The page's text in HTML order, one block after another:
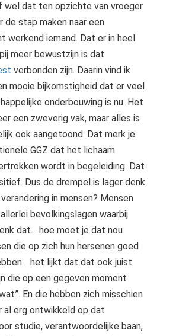
wel dat ten opzichte van vroeger
de stap maken naar een
werkend iemand. Dat er in heel
meer bewustzijn is dat
verbonden zijn. Daarin vind ik
mooie bijkomstigheid dat er veel
onderbouwing is nu. Het
een zweverig vak, maar alles is
ook aangetoond. Dat merk je
GGZ dat het lichaam
wordt in begeleiding. Dat
Dus de drempel is lager denk
in mensen? Mensen
bevolkingslagen waarbij
dat… hoe moet je dat nou
die op zich hun hersenen goed
het lijkt dat dat ook juist
die op een gegeven moment
En die hebben zich misschien
al erg ontwikkeld op dat
studie, verantwoordelijke baan,